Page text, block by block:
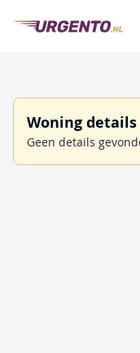
Woning details
Geen details